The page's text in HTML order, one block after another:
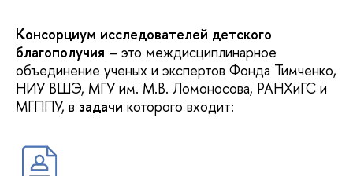
Консорциум исследователей детского
благополучия – это междисциплинарное
объединение ученых и экспертов Фонда Тимченко,
НИУ ВШЭ, МГУ им. М.В. Ломоносова, РАНХиГС и
МГППУ, в задачи которого входит: